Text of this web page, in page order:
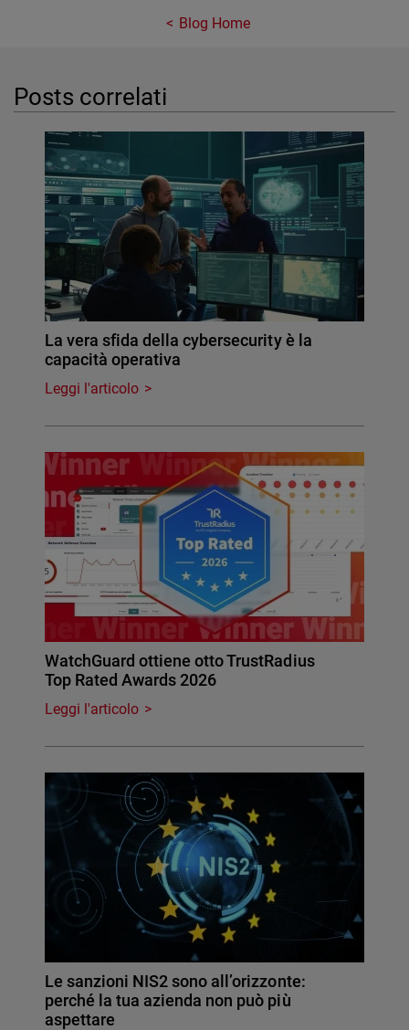
Blog Home
Posts correlati
La vera sfida della cybersecurity è la
capacità operativa
Leggi l'articolo
WatchGuard ottiene otto TrustRadius
Top Rated Awards 2026
Leggi l'articolo
Le sanzioni NIS2 sono all’orizzonte:
perché la tua azienda non può più
aspettare